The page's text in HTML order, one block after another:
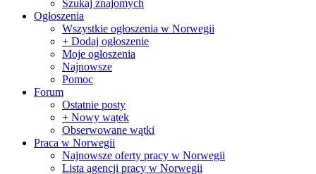
Szukaj znajomych
Ogłoszenia
Wszystkie ogłoszenia w Norwegii
+ Dodaj ogłoszenie
Moje ogłoszenia
Najnowsze
Pomoc
Forum
Ostatnie posty
+ Nowy wątek
Obserwowane wątki
Praca w Norwegii
Najnowsze oferty pracy w Norwegii
Lista agencji pracy w Norwegii